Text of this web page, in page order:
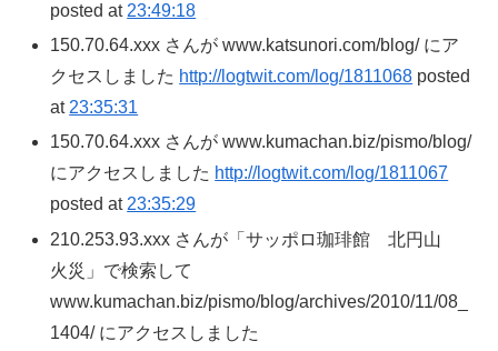
posted at 23:49:18
150.70.64.xxx さんが www.katsunori.com/blog/ にア
クセスしました http://logtwit.com/log/1811068 posted
at 23:35:31
150.70.64.xxx さんが www.kumachan.biz/pismo/blog/
にアクセスしました http://logtwit.com/log/1811067
posted at 23:35:29
210.253.93.xxx さんが「サッポロ珈琲館 北円山
火災」で検索して
www.kumachan.biz/pismo/blog/archives/2010/11/08_
1404/ にアクセスしました